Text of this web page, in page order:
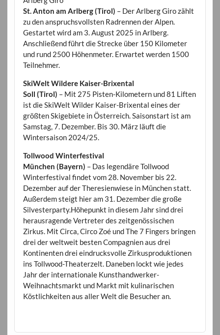
St. Anton am Arlberg (Tirol) – Der Arlberg Giro zählt
zu den anspruchsvollsten Radrennen der Alpen.
Gestartet wird am 3. August 2025 in Arlberg.
Anschließend führt die Strecke über 150 Kilometer
und rund 2500 Höhenmeter. Erwartet werden 1500
Teilnehmer.
SkiWelt Wildere Kaiser-Brixental
Soll (Tirol) – Mit 275 Pisten-Kilometern und 81 Liften
ist die SkiWelt Wilder Kaiser-Brixental eines der
größten Skigebiete in Österreich. Saisonstart ist am
Samstag, 7. Dezember. Bis 30. März läuft die
Wintersaison 2024/25.
Tollwood Winterfestival
München (Bayern) – Das legendäre Tollwood
Winterfestival findet vom 28. November bis 22.
Dezember auf der Theresienwiese in München statt.
Außerdem steigt hier am 31. Dezember die große
Silvesterparty.Höhepunkt in diesem Jahr sind drei
herausragende Vertreter des zeitgenössischen
Zirkus. Mit Circa, Circo Zoé und The 7 Fingers bringen
drei der weltweit besten Compagnien aus drei
Kontinenten drei eindrucksvolle Zirkusproduktionen
ins Tollwood-Theaterzelt. Daneben lockt wie jedes
Jahr der internationale Kunsthandwerker-
Weihnachtsmarkt und Markt mit kulinarischen
Köstlichkeiten aus aller Welt die Besucher an.